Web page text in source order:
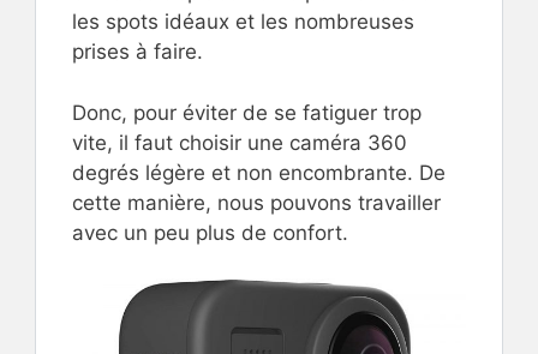
les spots idéaux et les nombreuses
prises à faire.
Donc, pour éviter de se fatiguer trop
vite, il faut choisir une caméra 360
degrés légère et non encombrante. De
cette manière, nous pouvons travailler
avec un peu plus de confort.